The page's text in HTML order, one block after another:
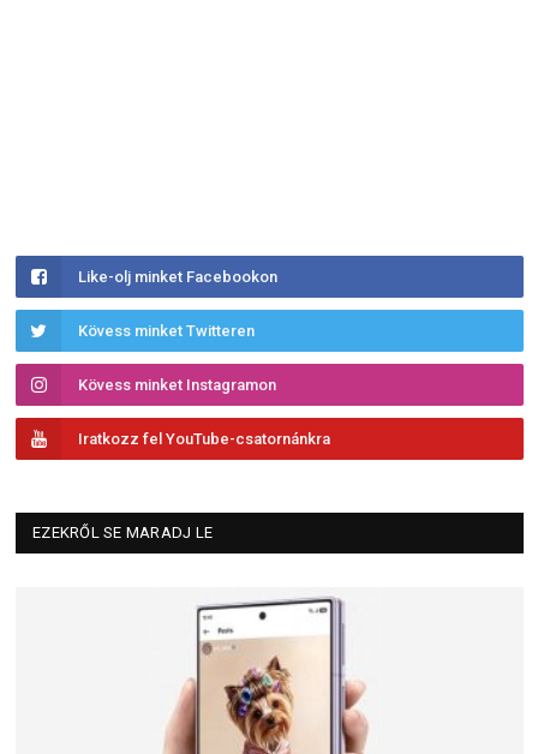
Like-olj minket Facebookon
Kövess minket Twitteren
Kövess minket Instagramon
Iratkozz fel YouTube-csatornánkra
EZEKRŐL SE MARADJ LE